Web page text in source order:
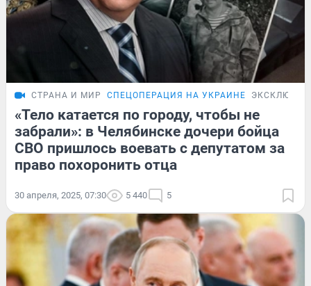
СТРАНА И МИР СПЕЦОПЕРАЦИЯ НА УКРАИНЕ ЭКСКЛЮЗИВ
«Тело катается по городу, чтобы не
забрали»: в Челябинске дочери бойца
СВО пришлось воевать с депутатом за
право похоронить отца
30 апреля, 2025, 07:30 5 440 5